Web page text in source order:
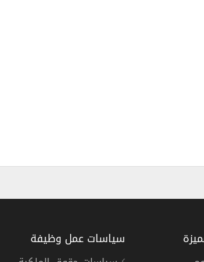
سياسات عمل وظيفة